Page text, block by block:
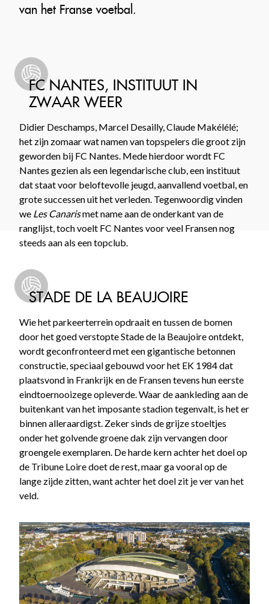
van het Franse voetbal.
FC NANTES, INSTITUUT IN
ZWAAR WEER
Didier Deschamps, Marcel Desailly, Claude Makélélé;
het zijn zomaar wat namen van topspelers die groot zijn
geworden bij FC Nantes. Mede hierdoor wordt FC
Nantes gezien als een legendarische club, een instituut
dat staat voor beloftevolle jeugd, aanvallend voetbal, en
grote successen uit het verleden. Tegenwoordig vinden
we Les Canarismet name aan de onderkant van de
ranglijst, toch voelt FC Nantes voor veel Fransen nog
steeds aan als een topclub.
STADE DE LA BEAUJOIRE
Wie het parkeerterrein opdraait en tussen de bomen
door het goed verstopte Stade de la Beaujoire ontdekt,
wordt geconfronteerd met een gigantische betonnen
constructie, speciaal gebouwd voor het EK 1984 dat
plaatsvond in Frankrijk en de Fransen tevens hun eerste
eindtoernooizege opleverde. Waar de aankleding aan de
buitenkant van het imposante stadion tegenvalt, is het er
binnen alleraardigst. Zeker sinds de grijze stoeltjes
onder het golvende groene dak zijn vervangen door
groengele exemplaren. De harde kern achter het doel op
de Tribune Loire doet de rest, maar ga vooral op de
lange zijde zitten, want achter het doel zit je ver van het
veld.